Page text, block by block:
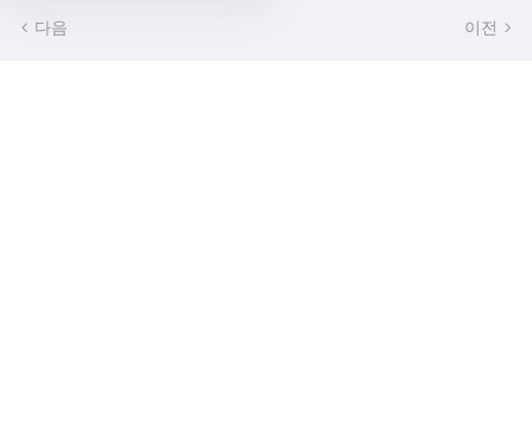
다음 이전